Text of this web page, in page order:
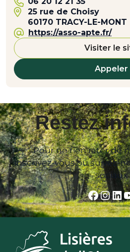
25 rue de Choisy
60170 TRACY-LE-MONT
https://asso-apte.fr/
Visiter le
Appeler
Restez
Pour ne rien rater de
inscrivez-vous ou suivez-
sociaux